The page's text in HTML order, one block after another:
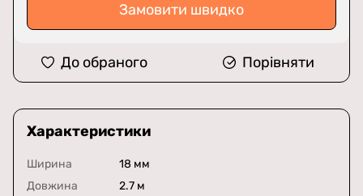
Замовити швидко
До обраного Порівняти
Характеристики
Ширина
18 мм
Довжина
2.7 м